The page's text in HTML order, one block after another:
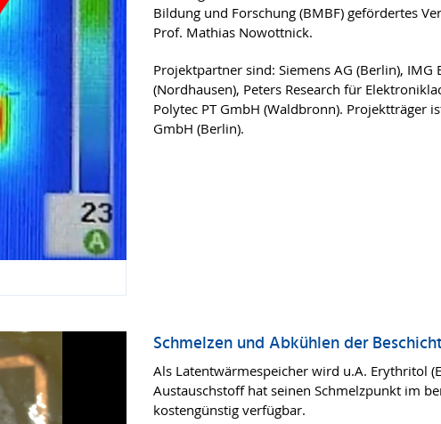
Bildung und Forschung (BMBF) gefördertes
Prof. Mathias Nowottnick.
Projektpartner sind: Siemens AG (Berlin), IMG
(Nordhausen), Peters Research für
Polytec PT GmbH (Waldbronn). Projektträger
GmbH (Berlin).
Schmelzen und Abkühlen der
Als Latentwärmespeicher wird u.A. Erythritol
Austauschstoff hat seinen Schmelzpunkt im
kostengünstig verfügbar.